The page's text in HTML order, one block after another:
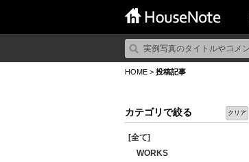
HOME > 投稿記事
カテゴリで絞る クリア
[全て]
WORKS